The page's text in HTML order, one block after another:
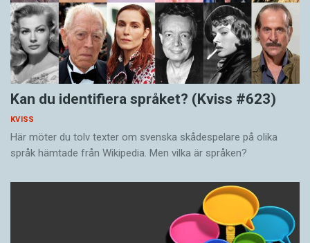
Kan du identifiera språket? (Kviss #623)
KVISS
Här möter du tolv texter om svenska skådespelare på olika
språk hämtade från Wikipedia. Men vilka är språken?